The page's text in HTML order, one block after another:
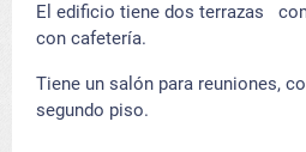
El edificio tiene dos terrazas
con cafetería.
Tiene un salón para reuniones,
segundo piso.